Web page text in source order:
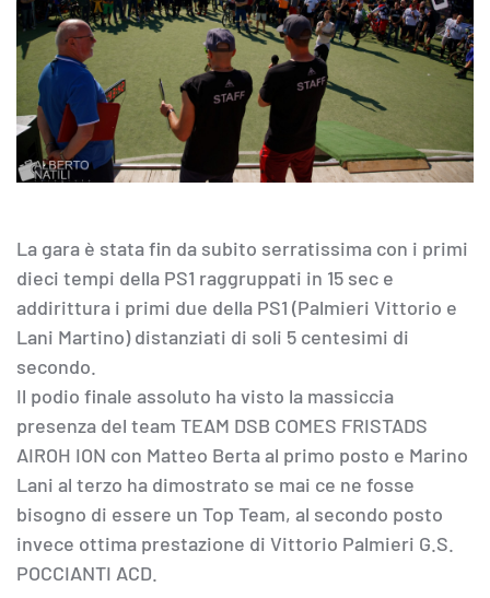
La gara è stata fin da subito serratissima con i primi
dieci tempi della PS1 raggruppati in 15 sec e
addirittura i primi due della PS1 (Palmieri Vittorio e
Lani Martino) distanziati di soli 5 centesimi di
secondo.
Il podio finale assoluto ha visto la massiccia
presenza del team TEAM DSB COMES FRISTADS
AIROH ION con Matteo Berta al primo posto e Marino
Lani al terzo ha dimostrato se mai ce ne fosse
bisogno di essere un Top Team, al secondo posto
invece ottima prestazione di Vittorio Palmieri G.S.
POCCIANTI ACD.